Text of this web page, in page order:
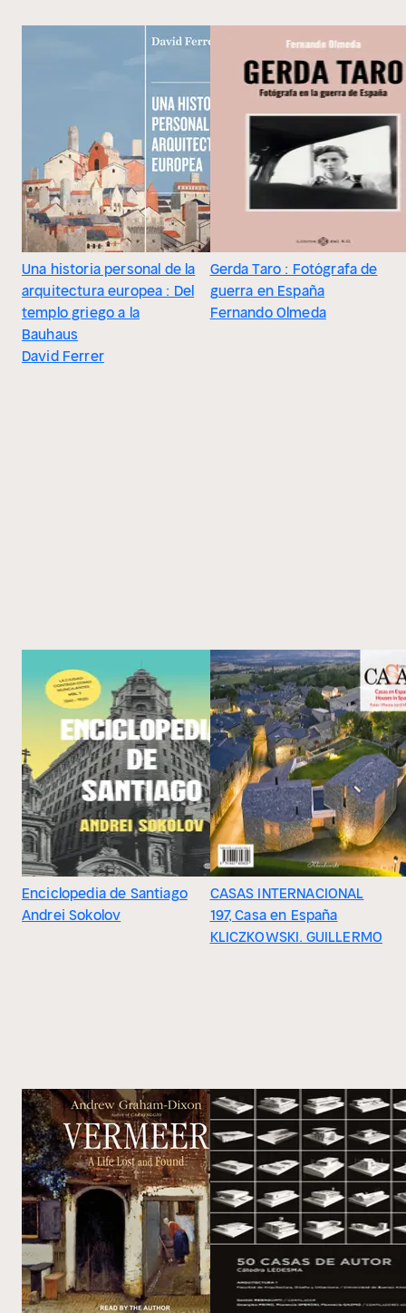
Una historia personal de la
arquitectura europea : Del
templo griego a la
Bauhaus
David Ferrer
Gerda Taro : Fotógrafa de
guerra en España
Fernando Olmeda
Enciclopedia de Santiago
Andrei Sokolov
CASAS INTERNACIONAL
197, Casa en España
KLICZKOWSKI. GUILLERMO